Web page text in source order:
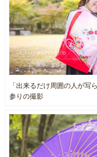
自然で優しい雰囲気でご家
ちょっぴり恥ずかしいけど
望あれば撮影可能です。
○平均して50枚前後、お写
後いたします。
○仰向けでの撮影のみお受け
たしかねます）
○ご自宅にお伺いしての撮影
★ family ★
今この瞬間を心を込めて撮影
みなさまのご希望を聞かせて
「出来るだけ周囲の人が写
参りの撮影